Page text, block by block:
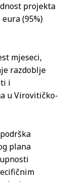
projekta
eura (95%)
mjeseci,
razdoblje
i
u Virovitičko-
plana